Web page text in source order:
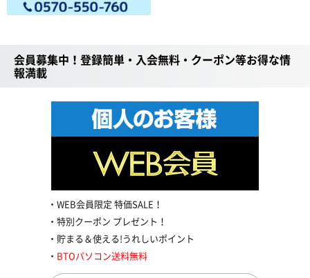
会員募集中！登録簡単・入会無料・クーポン等お得な情
報満載
WEB会員限定 特価SALE！
特別クーポン プレゼント！
貯まる＆使える!うれしいポイント
BTOパソコン送料無料